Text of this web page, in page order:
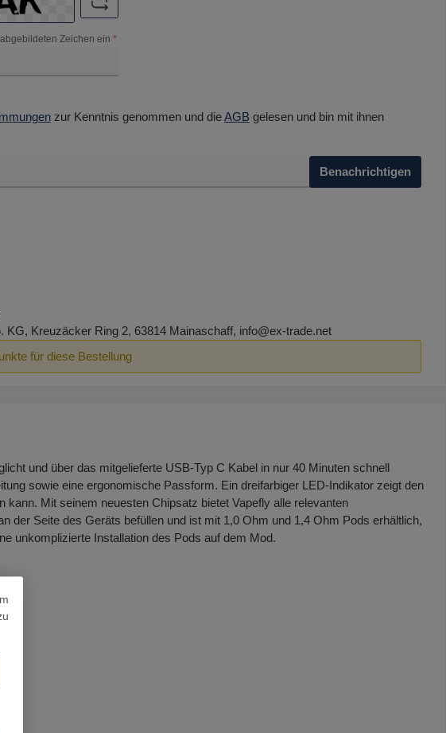
Zeichen ein *
zur Kenntnis genommen und dieAGB gelesen und bin mit ihnen
Benachrichtigen
KG, Kreuzäcker Ring 2, 63814 Mainaschaff, info@ex-trade.net
für diese Bestellung
und über das mitgelieferte USB-Typ C Kabel in nur 40 Minuten schnell
sowie eine ergonomische Passform. Ein dreifarbiger LED-Indikator zeigt den
Mit seinem neuesten Chipsatz bietet Vapefly alle relevanten
der Seite des Geräts befüllen und ist mit 1,0 Ohm und 1,4 Ohm Pods erhältlich,
unkomplizierte Installation des Pods auf dem Mod.